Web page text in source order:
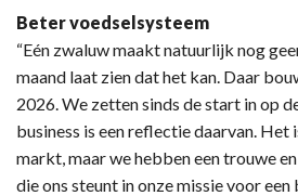
Beter voedselsysteem
“Eén zwaluw maakt natuurlijk nog
maand laat zien dat het kan. Daar
2026. We zetten sinds de start in op
business is een reflectie daarvan. Het
markt, maar we hebben een trouwe
die ons steunt in onze missie voor een